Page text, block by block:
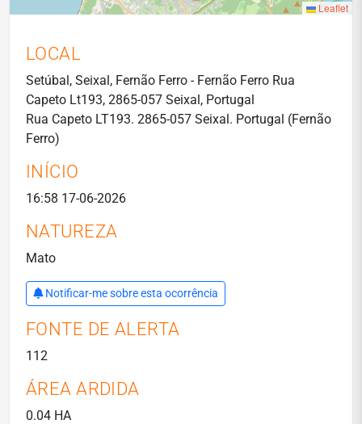
Leaflet
LOCAL
Setúbal, Seixal, Fernão Ferro - Fernão Ferro Rua
Capeto Lt193, 2865-057 Seixal, Portugal
Rua Capeto LT193. 2865-057 Seixal. Portugal (Fernão
Ferro)
INÍCIO
16:58 17-06-2026
NATUREZA
Mato
Notificar-me sobre esta ocorrência
FONTE DE ALERTA
112
ÁREA ARDIDA
0.04 HA